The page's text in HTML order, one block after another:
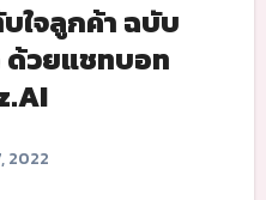
ใจลูกค้า ฉบับ
วยแชทบอท
2022